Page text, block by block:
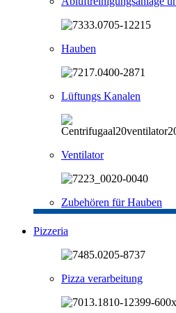
Hauben
Lüftungs Kanalen
Ventilator
Zubehören für Hauben
Pizzeria
Pizza verarbeitung